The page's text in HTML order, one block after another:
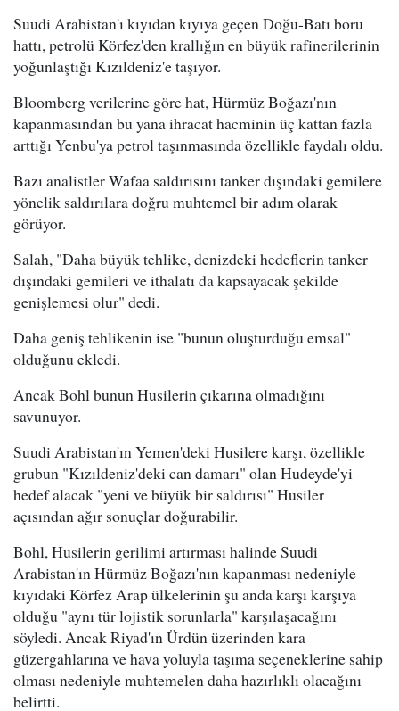
Suudi Arabistan'ı kıyıdan kıyıya geçen Doğu-Batı boru
hattı, petrolü Körfez'den krallığın en büyük rafinerilerinin
yoğunlaştığı Kızıldeniz'e taşıyor.
Bloomberg verilerine göre hat, Hürmüz Boğazı'nın
kapanmasından bu yana ihracat hacminin üç kattan fazla
arttığı Yenbu'ya petrol taşınmasında özellikle faydalı oldu.
Bazı analistler Wafaa saldırısını tanker dışındaki gemilere
yönelik saldırılara doğru muhtemel bir adım olarak
görüyor.
Salah, "Daha büyük tehlike, denizdeki hedeflerin tanker
dışındaki gemileri ve ithalatı da kapsayacak şekilde
genişlemesi olur" dedi.
Daha geniş tehlikenin ise "bunun oluşturduğu emsal"
olduğunu ekledi.
Ancak Bohl bunun Husilerin çıkarına olmadığını
savunuyor.
Suudi Arabistan'ın Yemen'deki Husilere karşı, özellikle
grubun "Kızıldeniz'deki can damarı" olan Hudeyde'yi
hedef alacak "yeni ve büyük bir saldırısı" Husiler
açısından ağır sonuçlar doğurabilir.
Bohl, Husilerin gerilimi artırması halinde Suudi
Arabistan'ın Hürmüz Boğazı'nın kapanması nedeniyle
kıyıdaki Körfez Arap ülkelerinin şu anda karşı karşıya
olduğu "aynı tür lojistik sorunlarla" karşılaşacağını
söyledi. Ancak Riyad'ın Ürdün üzerinden kara
güzergahlarına ve hava yoluyla taşıma seçeneklerine sahip
olması nedeniyle muhtemelen daha hazırlıklı olacağını
belirtti.